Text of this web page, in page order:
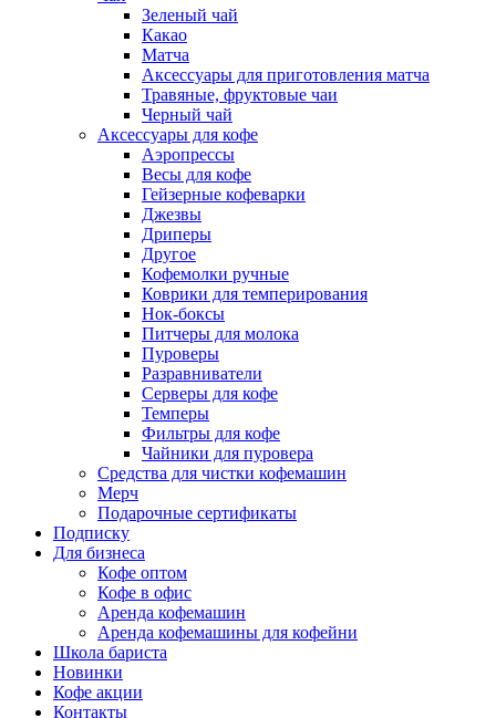
Зеленый чай
Какао
Матча
Аксессуары для приготовления матча
Травяные, фруктовые чаи
Черный чай
Аксессуары для кофе
Аэропрессы
Весы для кофе
Гейзерные кофеварки
Джезвы
Дриперы
Другое
Кофемолки ручные
Коврики для темперирования
Нок-боксы
Питчеры для молока
Пуроверы
Разравниватели
Серверы для кофе
Темперы
Фильтры для кофе
Чайники для пуровера
Средства для чистки кофемашин
Мерч
Подарочные сертификаты
Подписку
Для бизнеса
Кофе оптом
Кофе в офис
Аренда кофемашин
Аренда кофемашины для кофейни
Школа бариста
Новинки
Кофе акции
Контакты